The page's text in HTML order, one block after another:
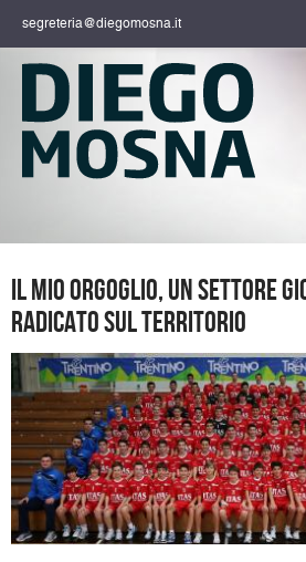
segreteria@diegomosna.it
Il mio orgoglio, un settore
radicato sul territorio